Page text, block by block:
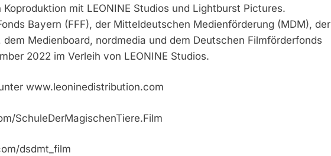
Koproduktion mit LEONINE Studios und Lightburst Pictures.
Bayern (FFF), der Mitteldeutschen Medienförderung (MDM), der
dem Medienboard, nordmedia und dem Deutschen Filmförderfonds
2022 im Verleih von LEONINE Studios.
www.leoninedistribution.com
SchuleDerMagischenTiere.Film
dsdmt_film